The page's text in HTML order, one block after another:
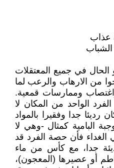
عذاب
في جميع المعتقلات
من الارهاب والرعب لما
وممارسات قمعية.
الواحد من المكان لا
فكان رديئا جدا وفقيرا بالمواد
البامية كمثال -وهي لا
فأن حصة الفرد قد
بامية رديئة جدا، مع كأس من ماء
أو عصيرها (المعجون)،